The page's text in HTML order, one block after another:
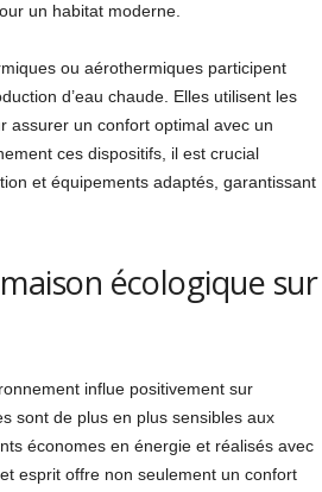
un habitat moderne.
ou aérothermiques participent
d’eau chaude. Elles utilisent les
assurer un confort optimal avec un
ces dispositifs, il est crucial
et équipements adaptés, garantissant
écologique sur
influe positivement sur
sont de plus en plus sensibles aux
économes en énergie et réalisés avec
esprit offre non seulement un confort